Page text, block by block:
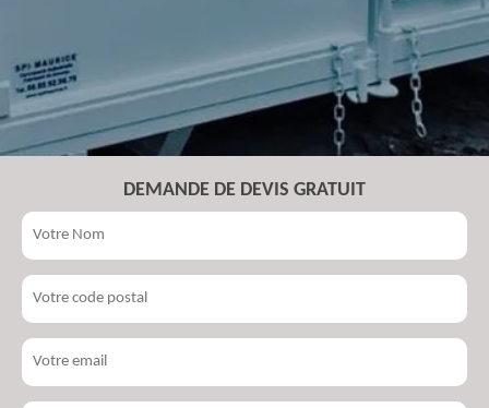
DEMANDE DE DEVIS GRATUIT